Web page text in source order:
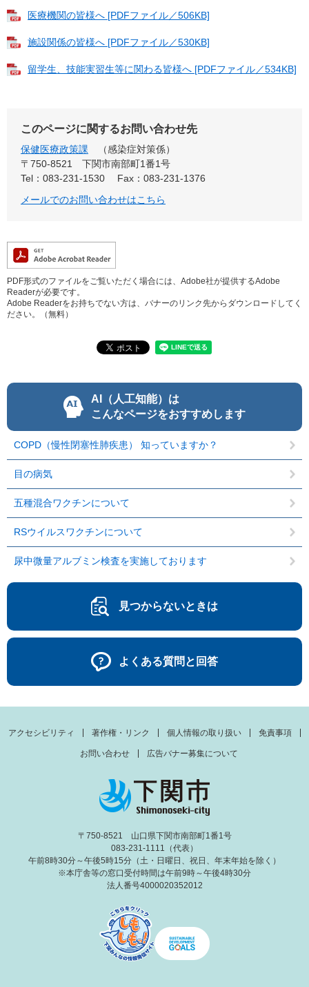
医療機関の皆様へ [PDFファイル／506KB]
施設関係の皆様へ [PDFファイル／530KB]
留学生、技能実習生等に関わる皆様へ [PDFファイル／534KB]
このページに関するお問い合わせ先
保健医療政策課
感染症対策係
〒750-8521
下関市南部町1番1号
Tel：083-231-1530
Fax：083-231-1376
メールでのお問い合わせはこちら
PDF形式のファイルをご覧いただく場合には、Adobe社が提供するAdobe
Readerが必要です。
Adobe Readerをお持ちでない方は、バナーのリンク先からダウンロードしてく
ださい。（無料）
AI（人工知能）は
こんなページをおすすめします
COPD（慢性閉塞性肺疾患） 知っていますか？
目の病気
五種混合ワクチンについて
RSウイルスワクチンについて
尿中微量アルブミン検査を実施しております
見つからないときは
よくある質問と回答
アクセシビリティ 著作権・リンク 個人情報の取り扱い 免責事項
お問い合わせ 広告バナー募集について
〒750-8521 山口県下関市南部町1番1号
083-231-1111（代表）
午前8時30分～午後5時15分（土・日曜日、祝日、年末年始を除く）
※本庁舎等の窓口受付時間は午前9時～午後4時30分
法人番号4000020352012